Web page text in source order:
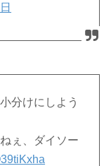
分けにしよう
ぇ、ダイソー